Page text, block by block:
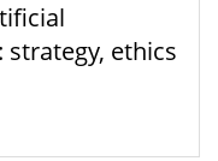
ethics